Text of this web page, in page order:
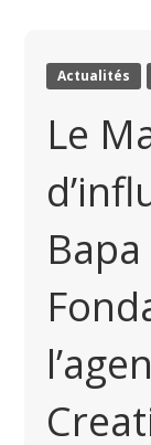
Actualités
Le
Bapa